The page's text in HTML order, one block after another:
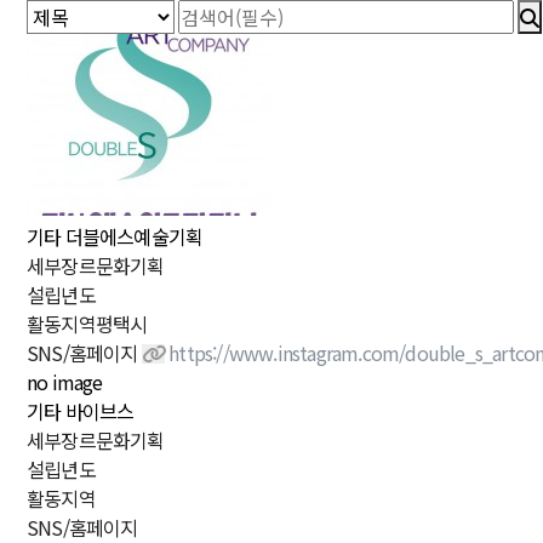
기타더블에스예술기획
세부장르문화기획
설립년도
활동지역평택시
SNS/홈페이지
https://www.instagram.com/
no image
기타바이브스
세부장르문화기획
설립년도
활동지역
SNS/홈페이지